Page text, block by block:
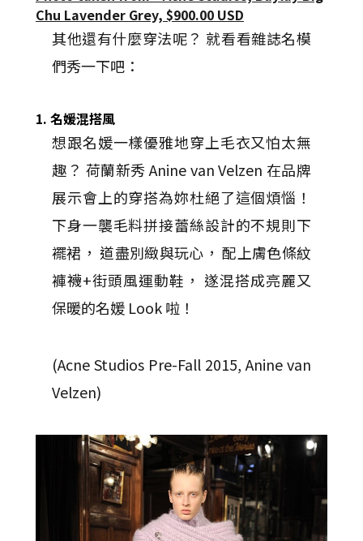
Chu Lavender Grey, $900.00 USD
其他還有什麼穿法呢？ 就看看雜誌名模
們秀一下吧：
1. 名媛混搭風
想跟名媛一樣優雅地穿上毛衣又怕太無
趣？ 荷蘭新秀 Anine van Velzen 在品牌
展示會上的穿搭為妳杜絕了這個煩惱！
下身一襲毛料拼接蕾絲設計的不規則下
襬裙， 道盡別緻與玩心， 配上膚色條紋
褲襪+街頭風運動鞋， 遂混搭成亮麗又
保暖的名媛 Look 啦！
(Acne Studios Pre-Fall 2015, Anine van
Velzen)